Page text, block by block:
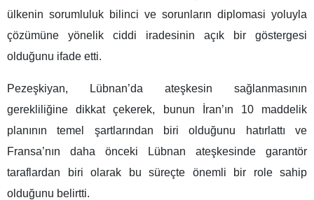
ülkenin sorumluluk bilinci ve sorunların diplomasi yoluyla
çözümüne yönelik ciddi iradesinin açık bir göstergesi
olduğunu ifade etti.
Pezeşkiyan, Lübnan’da ateşkesin sağlanmasının
gerekliliğine dikkat çekerek, bunun İran’ın 10 maddelik
planının temel şartlarından biri olduğunu hatırlattı ve
Fransa’nın daha önceki Lübnan ateşkesinde garantör
taraflardan biri olarak bu süreçte önemli bir role sahip
olduğunu belirtti.